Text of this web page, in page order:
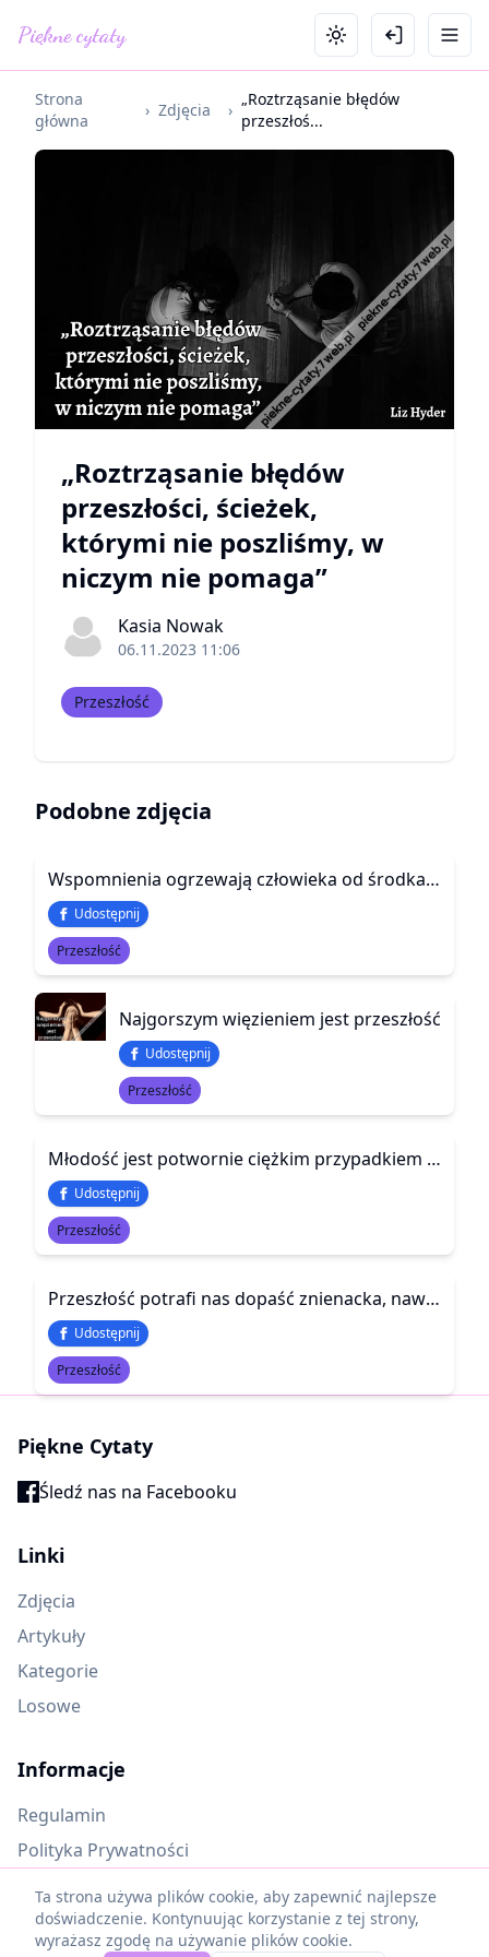
Piękne cytaty
Strona
główna
› Zdjęcia ›
„Roztrząsanie błędów
przeszłoś...
„Roztrząsanie błędów
przeszłości, ścieżek,
którymi nie poszliśmy, w
niczym nie pomaga”
Kasia Nowak
06.11.2023 11:06
Przeszłość
Podobne zdjęcia
Wspomnienia ogrzewają człowieka od środka. Ale jednocześnie siekają go gwałtownie na kawałki.
Udostępnij
Przeszłość
Najgorszym więzieniem jest przeszłość
Udostępnij
Przeszłość
Młodość jest potwornie ciężkim przypadkiem i chyba nie ma nikogo, kto by z tego wyszedł bez powikłań
Udostępnij
Przeszłość
Przeszłość potrafi nas dopaść znienacka, nawet jeśli przez całe życie staraliśmy się o niej zapomnieć.
Udostępnij
Przeszłość
Piękne Cytaty
Śledź nas na Facebooku
Linki
Zdjęcia
Artykuły
Kategorie
Losowe
Informacje
Regulamin
Polityka Prywatności
Oczekujące materiały
Ta strona używa plików cookie, aby zapewnić najlepsze
doświadczenie. Kontynuując korzystanie z tej strony,
wyrażasz zgodę na używanie plików cookie.